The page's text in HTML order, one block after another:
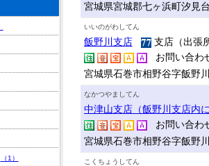
宮城県宮城郡七ヶ浜町汐見
いいのがわしてん
飯野川支店
支店（出張
お問い合わ
宮城県石巻市相野谷字飯野
なかつやましてん
中津山支店（飯野川支店内に
お問い合わ
宮城県石巻市相野谷字飯野
こくちょうしてん
（1）